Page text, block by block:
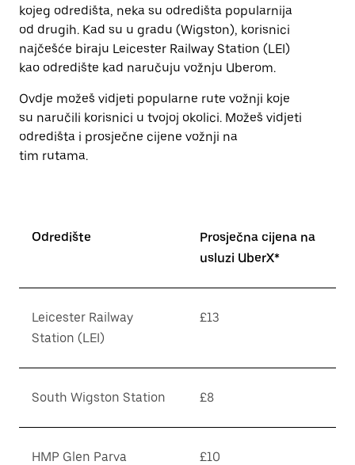
kojeg odredišta, neka su odredišta popularnija
od drugih. Kad su u gradu (Wigston), korisnici
najčešće biraju Leicester Railway Station (LEI)
kao odredište kad naručuju vožnju Uberom.
Ovdje možeš vidjeti popularne rute vožnji koje
su naručili korisnici u tvojoj okolici. Možeš vidjeti
odredišta i prosječne cijene vožnji na
tim rutama.
Odredište
Prosječna cijena na
usluzi UberX*
Leicester Railway
Station (LEI)
£13
South Wigston Station £8
HMP Glen Parva £10